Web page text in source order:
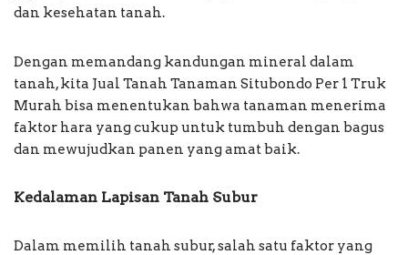
dan kesehatan tanah.
Dengan memandang kandungan mineral dalam
tanah, kita Jual Tanah Tanaman Situbondo Per 1 Truk
Murah bisa menentukan bahwa tanaman menerima
faktor hara yang cukup untuk tumbuh dengan bagus
dan mewujudkan panen yang amat baik.
Kedalaman Lapisan Tanah Subur
Dalam memilih tanah subur, salah satu faktor yang